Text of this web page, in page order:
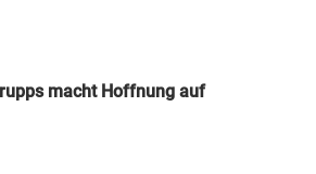
macht Hoffnung auf